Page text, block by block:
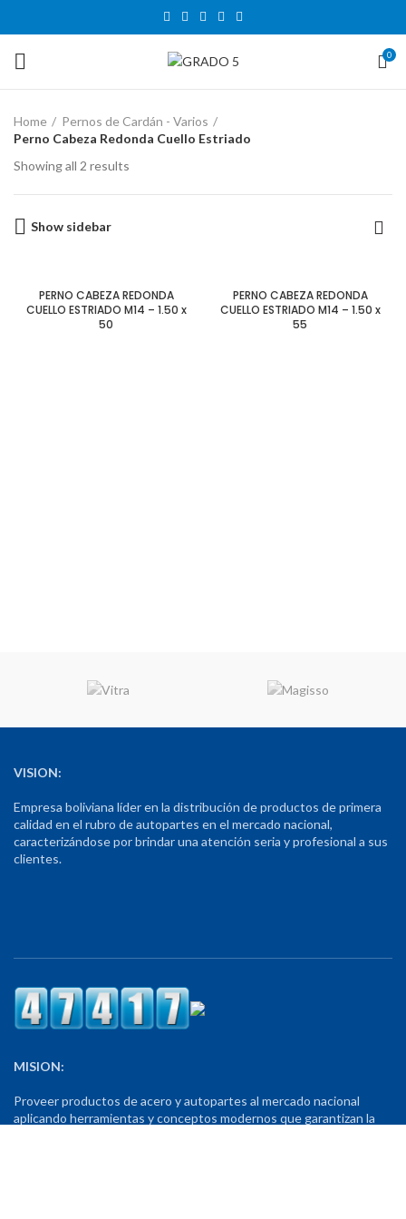
0
Home
Pernos de Cardán - Varios
Perno Cabeza Redonda Cuello Estriado
Showing all 2 results
Show sidebar
PERNO CABEZA REDONDA
CUELLO ESTRIADO M14 – 1.50 x
50
PERNO CABEZA REDONDA
CUELLO ESTRIADO M14 – 1.50 x
55
VISION:
Empresa boliviana líder en la distribución de productos de primera
calidad en el rubro de autopartes en el mercado nacional,
caracterizándose por brindar una atención seria y profesional a sus
clientes.
MISION:
Proveer productos de acero y autopartes al mercado nacional
aplicando herramientas y conceptos modernos que garantizan la